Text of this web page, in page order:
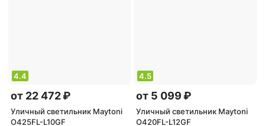
4.4
от 22 472 ₽
Уличный светильник Maytoni
O425FL-L10GF
4.5
от 5 099 ₽
Уличный светильник Maytoni
O420FL-L12GF